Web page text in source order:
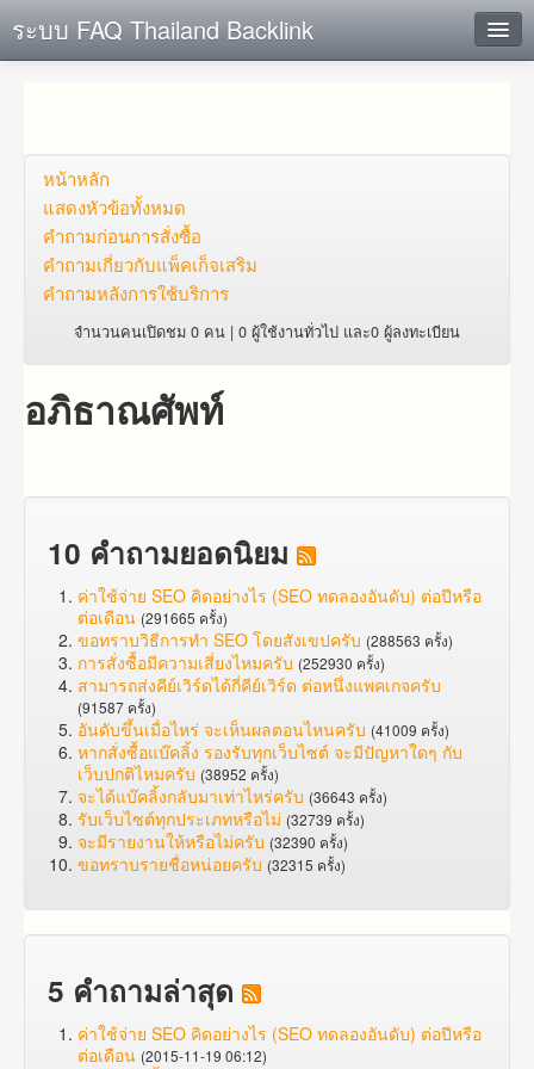
ระบบ FAQ Thailand Backlink
ตั้งคำถาม
ดูคำถาม
คุณต้องการที่จะลงทะเบียนหรือไม่?
หน้าหลัก
แสดงหัวข้อทั้งหมด
คำถาม​ก่อน​การ​สั่งซื้อ​
คำถาม​เกี่ยว​กับ​แพ็คเก็จ​เสริม
คำถามหลังการใช้บริการ
จำนวนคนเปิดชม 0 คน | 0 ผู้ใช้งานทั่วไป และ0 ผู้ลงทะเบียน
อภิธาณศัพท์
10 คำถามยอดนิยม
ค่าใช้จ่าย SEO คิดอย่างไร (SEO ทดลองอันดับ) ต่อปีหรือ
ต่อเดือน (291665 ครั้ง)
ขอทราบวิธีการทำ SEO โดยสังเขปครับ (288563 ครั้ง)
การสั่งซื้อมีความเสี่ยงไหมครับ (252930 ครั้ง)
สามารถส่งคีย์เวิร์ดได้กี่คีย์เวิร์ด ต่อหนึ่งแพคเกจครับ
(91587 ครั้ง)
อันดับขึ้นเมื่อไหร่ จะเห็นผลตอนไหนครับ (41009 ครั้ง)
หากสั่งซื้อแบ๊คลิ้ง รองรับทุกเว็บไซต์ จะมีปัญหาใดๆ กับ
เว็บปกติไหมครับ (38952 ครั้ง)
จะได้แบ๊คลิ้งกลับมาเท่าไหร่ครับ (36643 ครั้ง)
รับเว็บไซต์ทุกประเภทหรือไม่ (32739 ครั้ง)
จะมีรายงานให้หรือไม่ครับ (32390 ครั้ง)
ขอทราบรายชื่อหน่อยครับ (32315 ครั้ง)
5 คำถามล่าสุด
ค่าใช้จ่าย SEO คิดอย่างไร (SEO ทดลองอันดับ) ต่อปีหรือ
ต่อเดือน (2015-11-19 06:12)